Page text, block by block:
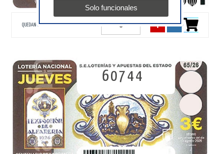
QUEDAN 40 DÉCIMOS
60744
Solo funcionales